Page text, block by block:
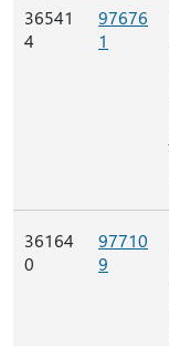
36541
4
97676
1
36164
0
97710
9